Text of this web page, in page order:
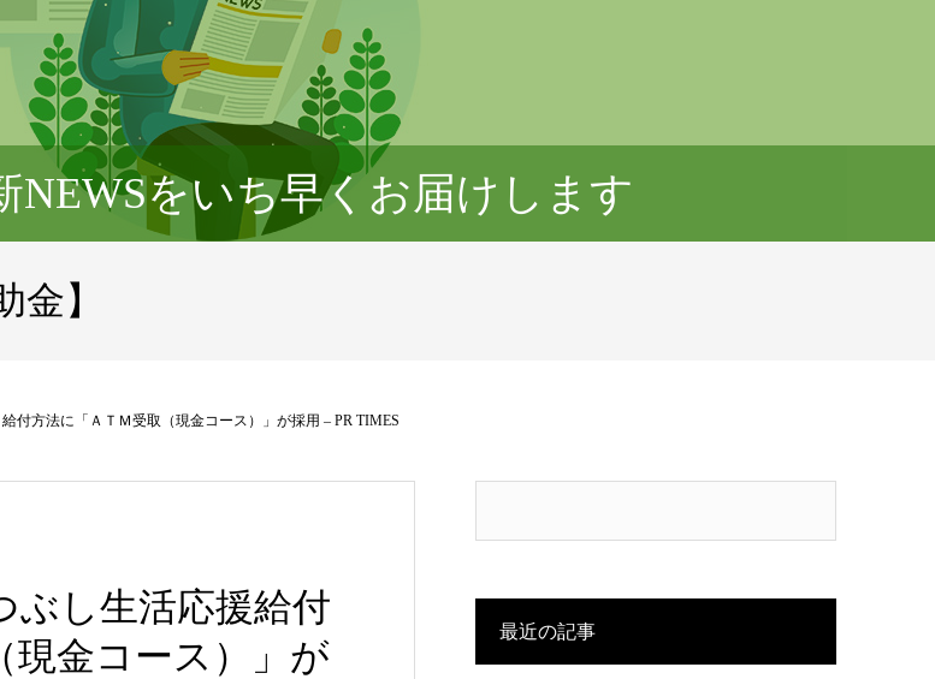
NEWSをいち早くお届けします
】
付方法に「ＡＴＭ受取（現金コース）」が採用 – PR TIMES
ぶし生活応援給付
現金コース）」が
最近の記事